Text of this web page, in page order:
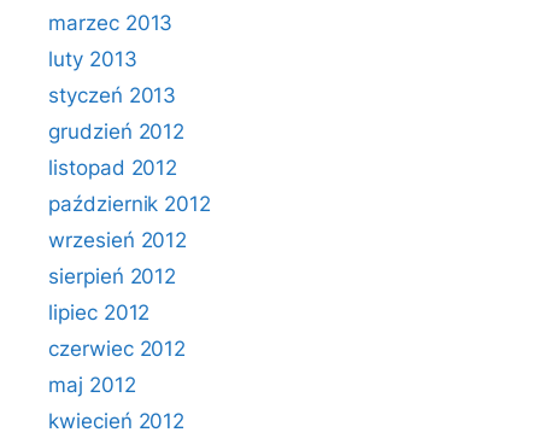
marzec 2013
luty 2013
styczeń 2013
grudzień 2012
listopad 2012
październik 2012
wrzesień 2012
sierpień 2012
lipiec 2012
czerwiec 2012
maj 2012
kwiecień 2012